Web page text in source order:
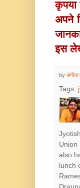
अपने
इस
by संगीता
Tags:
Union
also
lunch